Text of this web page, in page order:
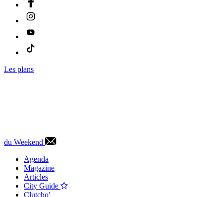
Les plans
du Weekend
Agenda
Magazine
Articles
City Guide
Clutcho'